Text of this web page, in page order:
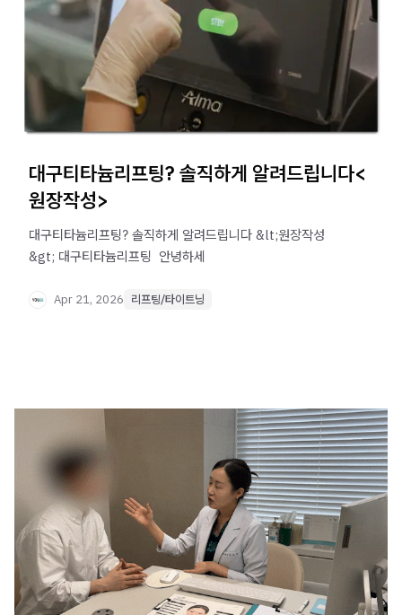
대구티타늄리프팅? 솔직하게 알려드립니다<
원장작성>
대구티타늄리프팅? 솔직하게 알려드립니다 &lt;원장작성
&gt; 대구티타늄리프팅 ​ 안녕하세
Apr 21, 2026 리프팅/타이트닝